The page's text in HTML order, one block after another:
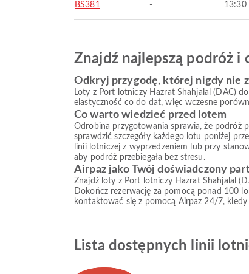
BS381 - 13:30
Znajdź najlepszą podróż i
Odkryj przygodę, której nigdy nie
Loty z Port lotniczy Hazrat Shahjalal (DAC)
elastyczność co do dat, więc wczesne
Co warto wiedzieć przed lotem
Odrobina przygotowania sprawia, że podróż
sprawdzić szczegóły każdego lotu poniżej
linii lotniczej z wyprzedzeniem lub przy
aby podróż przebiegała bez stresu.
Airpaz jako Twój doświadczony
Znajdź loty z Port lotniczy Hazrat Shahjalal
Dokończ rezerwację za pomocą ponad 100
kontaktować się z pomocą Airpaz 24/7,
Lista dostępnych linii